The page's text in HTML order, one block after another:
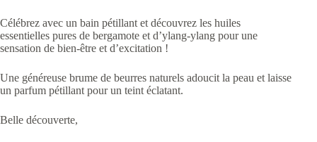
Célébrez avec un bain pétillant et découvrez les huiles
essentielles pures de bergamote et d’ylang-ylang pour une
sensation de bien-être et d’excitation !
Une généreuse brume de beurres naturels adoucit la peau et laisse
un parfum pétillant pour un teint éclatant.
Belle découverte,